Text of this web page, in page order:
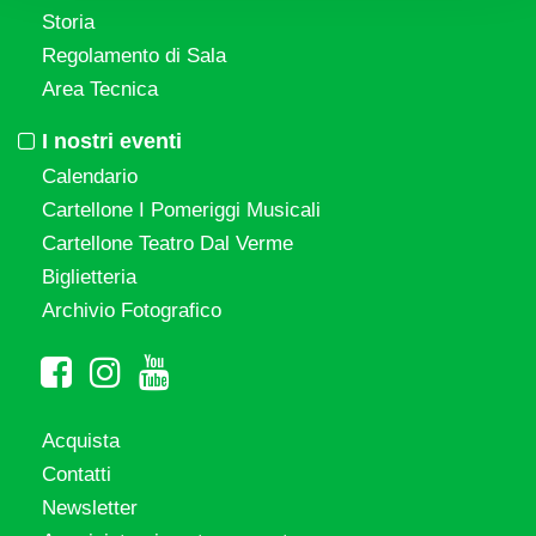
Storia
Regolamento di Sala
Area Tecnica
I nostri eventi
Calendario
Cartellone I Pomeriggi Musicali
Cartellone Teatro Dal Verme
Biglietteria
Archivio Fotografico
Acquista
Contatti
Newsletter